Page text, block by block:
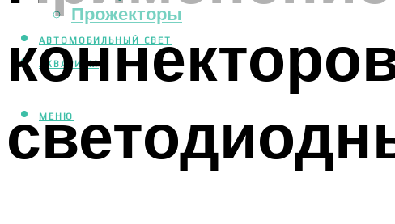
Прожекторы
АВТОМОБИЛЬНЫЙ СВЕТ
АКВАРИУМ
МЕНЮ